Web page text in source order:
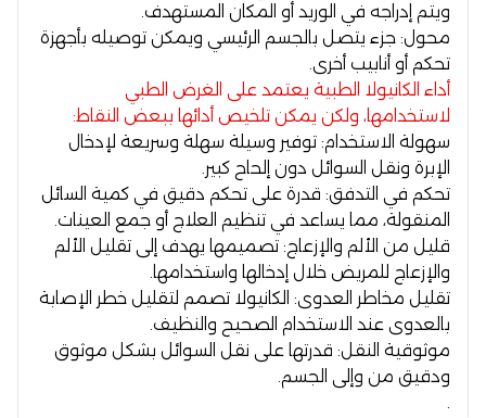
ويتم إدراجه في الوريد أو المكان المستهدف.
محول: جزء يتصل بالجسم الرئيسي ويمكن توصيله بأجهزة
تحكم أو أنابيب أخرى.
أداء الكانيولا الطبية يعتمد على الغرض الطبي
لاستخدامها، ولكن يمكن تلخيص أدائها ببعض النقاط:
سهولة الاستخدام: توفير وسيلة سهلة وسريعة لإدخال
الإبرة ونقل السوائل دون إلحاح كبير.
تحكم في التدفق: قدرة على تحكم دقيق في كمية السائل
المنقولة، مما يساعد في تنظيم العلاج أو جمع العينات.
قليل من الألم والإزعاج: تصميمها يهدف إلى تقليل الألم
والإزعاج للمريض خلال إدخالها واستخدامها.
تقليل مخاطر العدوى: الكانيولا تصمم لتقليل خطر الإصابة
بالعدوى عند الاستخدام الصحيح والنظيف.
موثوقية النقل: قدرتها على نقل السوائل بشكل موثوق
ودقيق من وإلى الجسم.
.